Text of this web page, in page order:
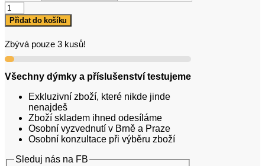
Sunpipe
premium
IRIS
Přidat do košíku
Zbývá pouze 3 kusů!
Všechny dýmky a příslušenství testujeme
Exkluzivní zboží, které nikde jinde
nenajdeš
Zboží skladem ihned odesíláme
Osobní vyzvednutí v Brně a Praze
Osobní konzultace při výběru zboží
Sleduj nás na FB